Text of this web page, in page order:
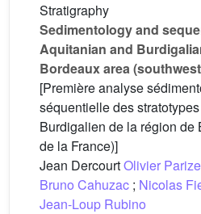
Stratigraphy
Sedimentology and
Aquitanian and
Bordeaux area
[Première analyse
séquentielle des
Burdigalien de la région de
de la France)]
Jean DercourtOlivier Parize
Bruno Cahuzac ; Nicolas
Jean-Loup Rubino